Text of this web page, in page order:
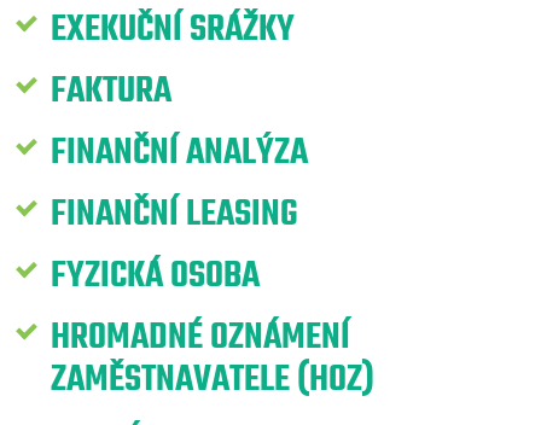
EXEKUČNÍ SRÁŽKY
FAKTURA
FINANČNÍ ANALÝZA
FINANČNÍ LEASING
FYZICKÁ OSOBA
HROMADNÉ OZNÁMENÍ
ZAMĚSTNAVATELE (HOZ)